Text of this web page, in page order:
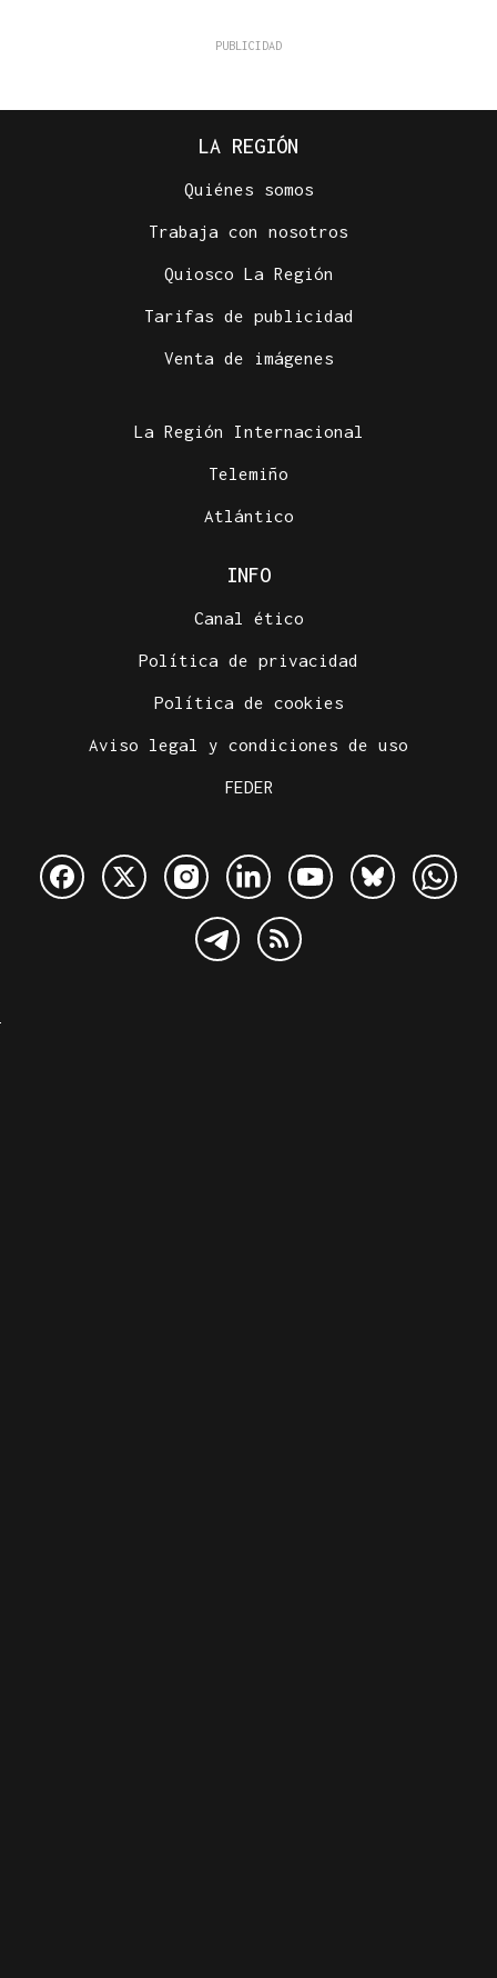
LA REGIÓN
Quiénes somos
Trabaja con nosotros
Quiosco La Región
Tarifas de publicidad
Venta de imágenes
La Región Internacional
Telemiño
Atlántico
INFO
Canal ético
Política de privacidad
Política de cookies
Aviso legal y condiciones de uso
FEDER